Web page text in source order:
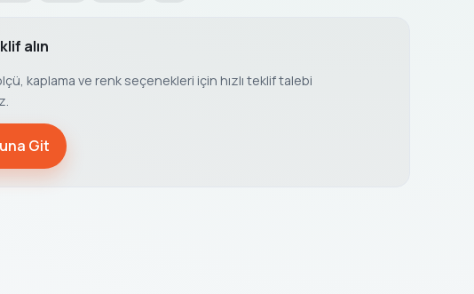
alın
kaplama ve renk seçenekleri için hızlı teklif talebi
Git